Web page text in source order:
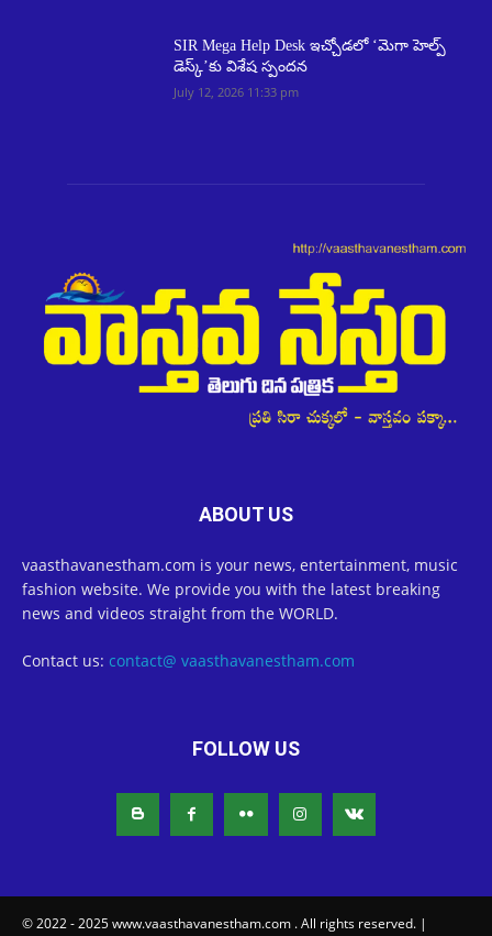
SIR Mega Help Desk ఇచ్చోడలో ‘మెగా హెల్ప్
డెస్క్’కు విశేష స్పందన
July 12, 2026 11:33 pm
ABOUT US
vaasthavanestham.com is your news, entertainment, music
fashion website. We provide you with the latest breaking
news and videos straight from the WORLD.
Contact us: contact@ vaasthavanestham.com
FOLLOW US
© 2022 - 2025 www.vaasthavanestham.com . All rights reserved. |